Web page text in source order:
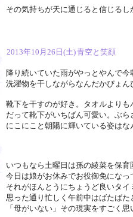
その気持ちが天に通じると信じる
2013年10月26日(土)青空と笑顔
降り続いていた雨がやっとやんで
洗濯物を干しながらなんだかぴょ
靴下を干すのが好き。タオルよりも
だって靴下がいちばん可愛い。ぶ
にこにこと朝陽に輝いている姿は
いつもなら土曜日は孫の綾菜を保
今日は娘がお休みでお役御免になっ
それがほんとうにちょうど良いタ
思った通り忙しく午前中はばたばた
「母がいない」その現実をすごく